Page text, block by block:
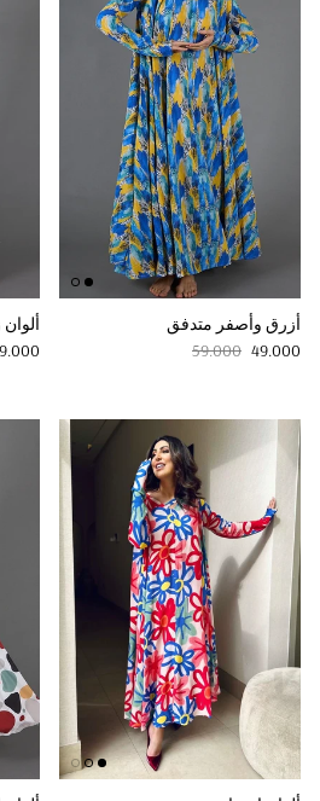
أزرق وأصفر متدفق
Sale price
49.000
Regular price
59.000
ألوان
price